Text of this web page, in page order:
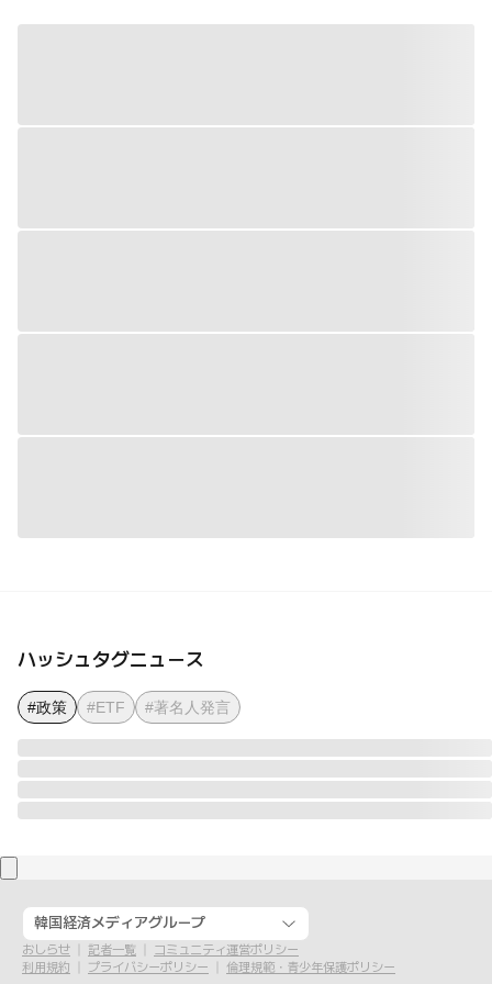
ハッシュタグニュース
#政策 #ETF #著名人発言
韓国経済メディアグループ
おしらせ 記者一覧
コミュニティ運営ポリシー
利用規約
プライバシーポリシー 倫理規範・青少年保護ポリシー